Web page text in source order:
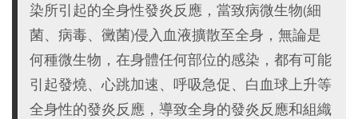
染所引起的全身性發炎反應，當致病微生物(細
菌、病毒、黴菌)侵入血液擴散至全身，無論是
何種微生物，在身體任何部位的感染，都有可能
引起發燒、心跳加速、呼吸急促、白血球上升等
全身性的發炎反應，導致全身的發炎反應和組織